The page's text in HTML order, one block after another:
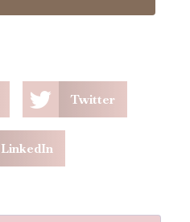
Twitter
LinkedIn